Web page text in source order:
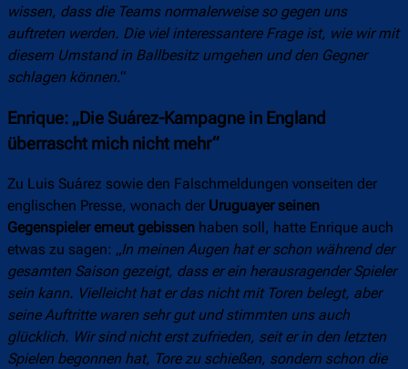
wissen, dass die Teams normalerweise so gegen uns
auftreten werden. Die viel interessantere Frage ist, wie wir mit
diesem Umstand in Ballbesitz umgehen und den Gegner
schlagen können.“
Enrique: „Die Suárez-Kampagne in England
überrascht mich nicht mehr“
Zu Luis Suárez sowie den Falschmeldungen vonseiten der
englischen Presse, wonach der Uruguayer seinen
Gegenspieler erneut gebissen haben soll, hatte Enrique auch
etwas zu sagen: „In meinen Augen hat er schon während der
gesamten Saison gezeigt, dass er ein herausragender Spieler
sein kann. Vielleicht hat er das nicht mit Toren belegt, aber
seine Auftritte waren sehr gut und stimmten uns auch
glücklich. Wir sind nicht erst zufrieden, seit er in den letzten
Spielen begonnen hat, Tore zu schießen, sondern schon die